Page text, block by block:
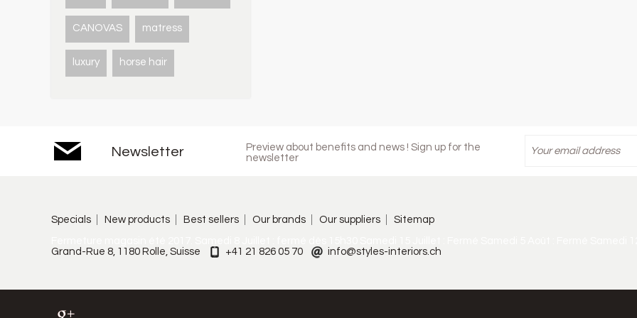
CANOVAS matress
luxury horse hair
Newsletter
Preview about benefits and news ! Sign up for the
newsletter
Specials New products Best sellers Our brands Our suppliers
Sitemap
Grand-Rue 8, 1180 Rolle, Suisse
+41 21 826 05 70 info@styles-interiors.ch